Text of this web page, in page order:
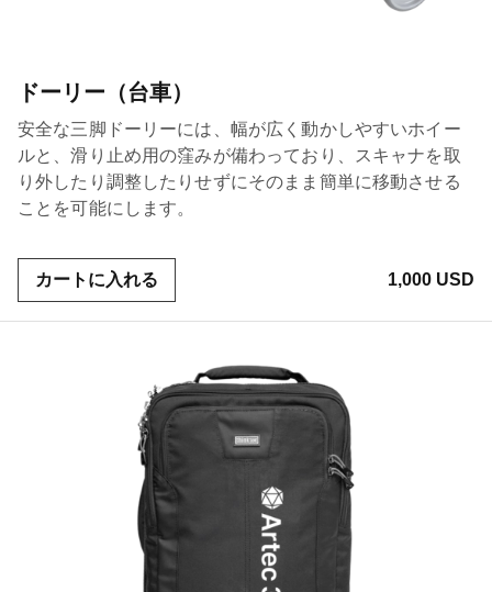
ドーリー（台車）
安全な三脚ドーリーには、幅が広く動かしやすいホイー
ルと、滑り止め用の窪みが備わっており、スキャナを取
り外したり調整したりせずにそのまま簡単に移動させる
ことを可能にします。
カートに入れる 1,000 USD